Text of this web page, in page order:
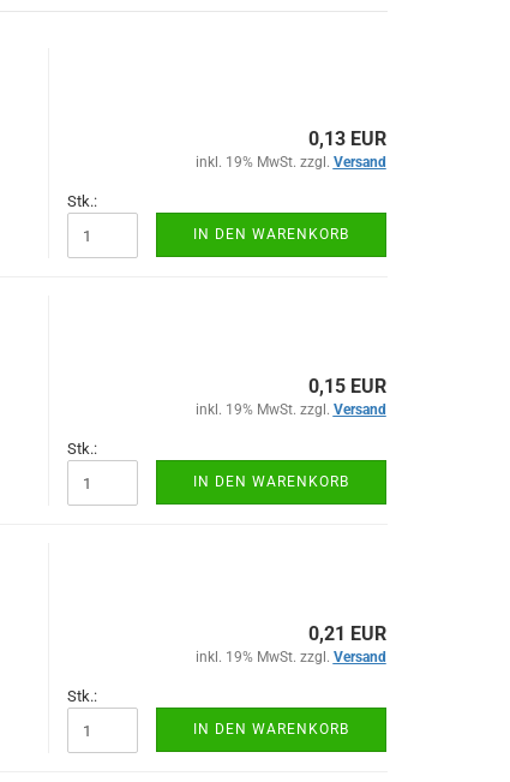
0,13 EUR
inkl. 19% MwSt. zzgl. Versand
Stk.:
IN DEN WARENKORB
0,15 EUR
inkl. 19% MwSt. zzgl. Versand
Stk.:
IN DEN WARENKORB
0,21 EUR
inkl. 19% MwSt. zzgl. Versand
Stk.:
IN DEN WARENKORB